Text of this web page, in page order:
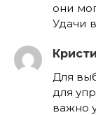
они
Удачи
Для
для
важно